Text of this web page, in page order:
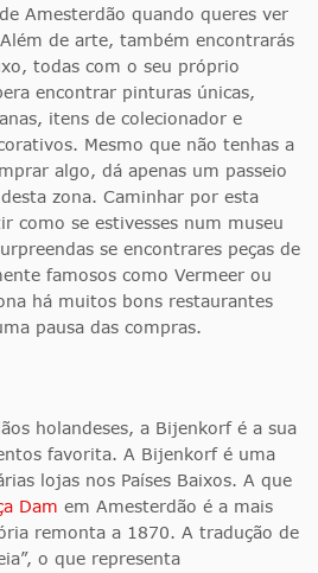
Amesterdão quando queres ver
de arte, também encontrarás
todas com o seu próprio
encontrar pinturas únicas,
itens de colecionador e
Mesmo que não tenhas a
algo, dá apenas um passeio
zona. Caminhar por esta
como se estivesses num museu
se encontrares peças de
famosos como Vermeer ou
há muitos bons restaurantes
pausa das compras.
holandeses, a Bijenkorf é a sua
favorita. A Bijenkorf é uma
lojas nos Países Baixos. A que
Dam em Amesterdão é a mais
remonta a 1870. A tradução de
o que representa